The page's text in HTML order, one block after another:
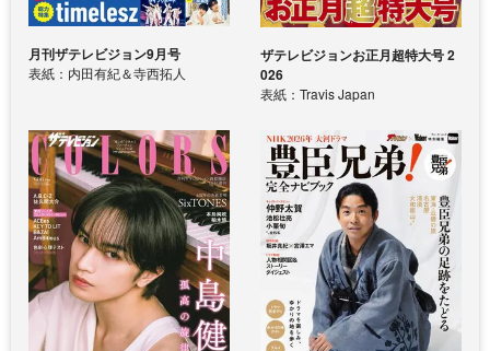
月刊ザテレビジョン9月号
表紙：内田有紀＆寺西拓人
ザテレビジョンお正月超特大号 2
026
表紙：Travis Japan